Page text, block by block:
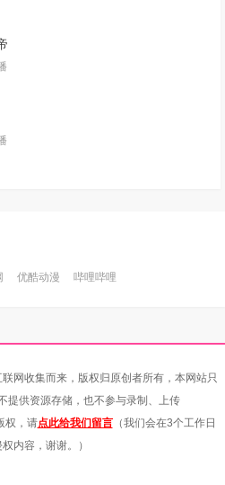
优酷动漫 哔哩哔哩
网收集而来，版权归原创者所有，本网站只
提供资源存储，也不参与录制、上传
权，请点此给我们留言（我们会在3个工作日
内容，谢谢。）